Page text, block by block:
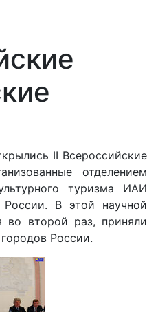
II Всероссийские
отделением
туризма ИАИ
В этой научной
во второй раз, приняли
России.